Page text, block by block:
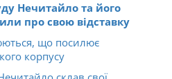
Нечитайло та його
про свою відставку
що посилює
корпусу